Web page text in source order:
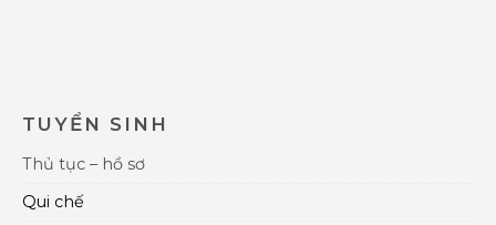
TUYỂN SINH
Thủ tục – hồ sơ
Qui chế